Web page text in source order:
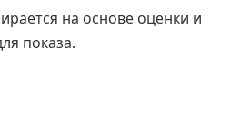
на основе оценки и
показа.